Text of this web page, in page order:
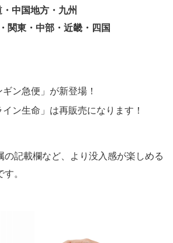
中国地方・九州
関東・中部・近畿・四国
ギン急便」が新登場！
イン生命」は再販売になります！
の記載欄など、より没入感が楽しめる
。